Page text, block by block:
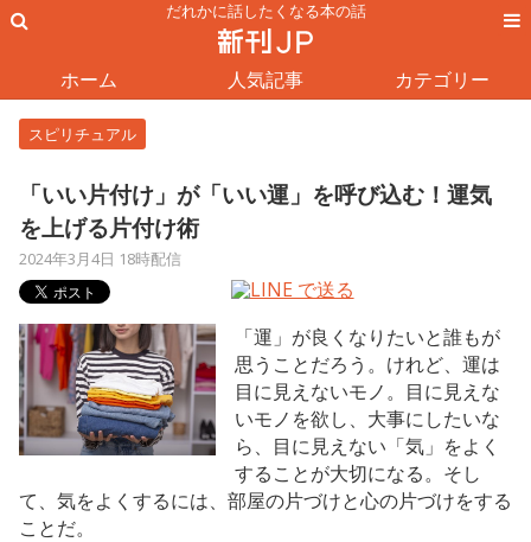
だれかに話したくなる本の話
ホーム 人気記事 カテゴリー
スピリチュアル
「いい片付け」が「いい運」を呼び込む！運気
を上げる片付け術
2024年3月4日 18時配信
「運」が良くなりたいと誰もが
思うことだろう。けれど、運は
目に見えないモノ。目に見えな
いモノを欲し、大事にしたいな
ら、目に見えない「気」をよく
することが大切になる。そし
て、気をよくするには、部屋の片づけと心の片づけをする
ことだ。